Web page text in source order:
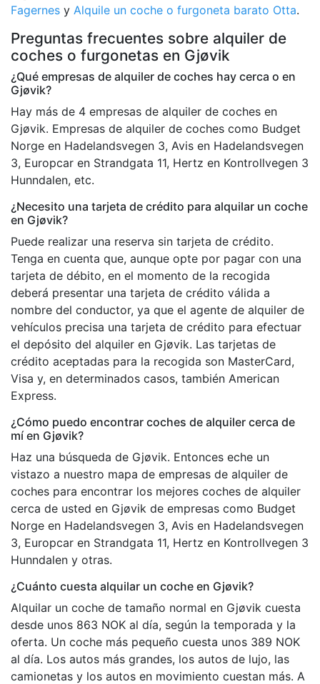
Fagernes y Alquile un coche o furgoneta barato Otta.
Preguntas frecuentes sobre alquiler de
coches o furgonetas en Gjøvik
¿Qué empresas de alquiler de coches hay cerca o en
Gjøvik?
Hay más de 4 empresas de alquiler de coches en
Gjøvik. Empresas de alquiler de coches como Budget
Norge en Hadelandsvegen 3, Avis en Hadelandsvegen
3, Europcar en Strandgata 11, Hertz en Kontrollvegen 3
Hunndalen, etc.
¿Necesito una tarjeta de crédito para alquilar un coche
en Gjøvik?
Puede realizar una reserva sin tarjeta de crédito.
Tenga en cuenta que, aunque opte por pagar con una
tarjeta de débito, en el momento de la recogida
deberá presentar una tarjeta de crédito válida a
nombre del conductor, ya que el agente de alquiler de
vehículos precisa una tarjeta de crédito para efectuar
el depósito del alquiler en Gjøvik. Las tarjetas de
crédito aceptadas para la recogida son MasterCard,
Visa y, en determinados casos, también American
Express.
¿Cómo puedo encontrar coches de alquiler cerca de
mí en Gjøvik?
Haz una búsqueda de Gjøvik. Entonces eche un
vistazo a nuestro mapa de empresas de alquiler de
coches para encontrar los mejores coches de alquiler
cerca de usted en Gjøvik de empresas como Budget
Norge en Hadelandsvegen 3, Avis en Hadelandsvegen
3, Europcar en Strandgata 11, Hertz en Kontrollvegen 3
Hunndalen y otras.
¿Cuánto cuesta alquilar un coche en Gjøvik?
Alquilar un coche de tamaño normal en Gjøvik cuesta
desde unos 863 NOK al día, según la temporada y la
oferta. Un coche más pequeño cuesta unos 389 NOK
al día. Los autos más grandes, los autos de lujo, las
camionetas y los autos en movimiento cuestan más. A